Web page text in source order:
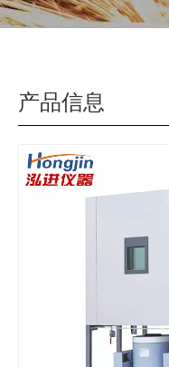
产品信息